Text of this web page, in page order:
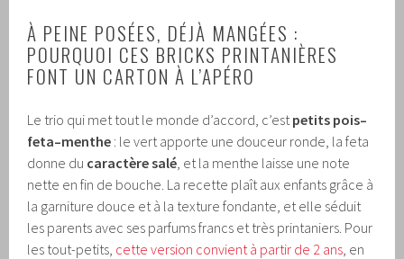
À PEINE POSÉES, DÉJÀ MANGÉES :
POURQUOI CES BRICKS PRINTANIÈRES
FONT UN CARTON À L’APÉRO
Le trio qui met tout le monde d’accord, c’est petits pois–
feta–menthe : le vert apporte une douceur ronde, la feta
donne du caractère salé , et la menthe laisse une note
nette en fin de bouche. La recette plaît aux enfants grâce à
la garniture douce et à la texture fondante, et elle séduit
les parents avec ses parfums francs et très printaniers. Pour
les tout-petits, cette version convient à partir de 2 ans , en